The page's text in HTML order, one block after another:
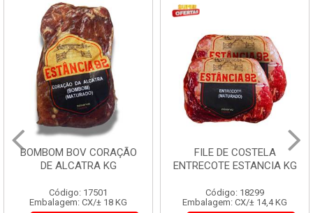
BOMBOM BOV CORAÇÃO
DE ALCATRA KG
Código: 17501
Embalagem: CX/± 18 KG
FILE DE COSTELA
ENTRECOTE ESTANCIA KG
Código: 18299
Embalagem: CX/± 14,4 KG